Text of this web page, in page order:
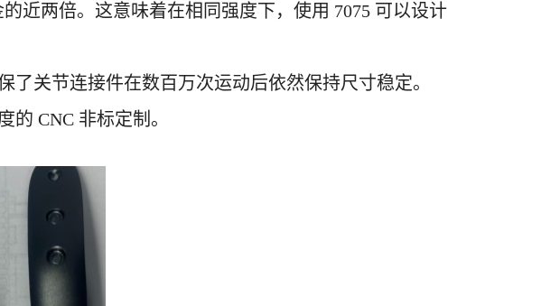
近两倍。这意味着在相同强度下，使用 7075 可以设计
了关节连接件在数百万次运动后依然保持尺寸稳定。
的 CNC 非标定制。